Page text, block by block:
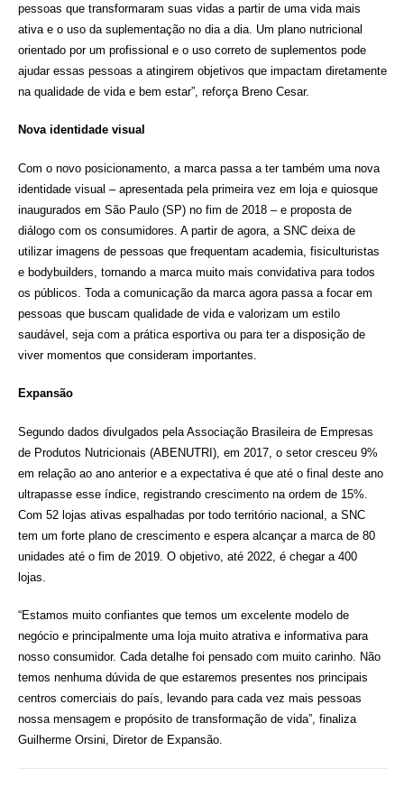
pessoas que transformaram suas vidas a partir de uma vida mais
ativa e o uso da suplementação no dia a dia. Um plano nutricional
orientado por um profissional e o uso correto de suplementos pode
ajudar essas pessoas a atingirem objetivos que impactam diretamente
na qualidade de vida e bem estar”, reforça Breno Cesar.
Nova identidade visual
Com o novo posicionamento, a marca passa a ter também uma nova
identidade visual – apresentada pela primeira vez em loja e quiosque
inaugurados em São Paulo (SP) no fim de 2018 – e proposta de
diálogo com os consumidores. A partir de agora, a SNC deixa de
utilizar imagens de pessoas que frequentam academia, fisiculturistas
e bodybuilders, tornando a marca muito mais convidativa para todos
os públicos. Toda a comunicação da marca agora passa a focar em
pessoas que buscam qualidade de vida e valorizam um estilo
saudável, seja com a prática esportiva ou para ter a disposição de
viver momentos que consideram importantes.
Expansão
Segundo dados divulgados pela Associação Brasileira de Empresas
de Produtos Nutricionais (ABENUTRI), em 2017, o setor cresceu 9%
em relação ao ano anterior e a expectativa é que até o final deste ano
ultrapasse esse índice, registrando crescimento na ordem de 15%.
Com 52 lojas ativas espalhadas por todo território nacional, a SNC
tem um forte plano de crescimento e espera alcançar a marca de 80
unidades até o fim de 2019. O objetivo, até 2022, é chegar a 400
lojas.
“Estamos muito confiantes que temos um excelente modelo de
negócio e principalmente uma loja muito atrativa e informativa para
nosso consumidor. Cada detalhe foi pensado com muito carinho. Não
temos nenhuma dúvida de que estaremos presentes nos principais
centros comerciais do país, levando para cada vez mais pessoas
nossa mensagem e propósito de transformação de vida”, finaliza
Guilherme Orsini, Diretor de Expansão.